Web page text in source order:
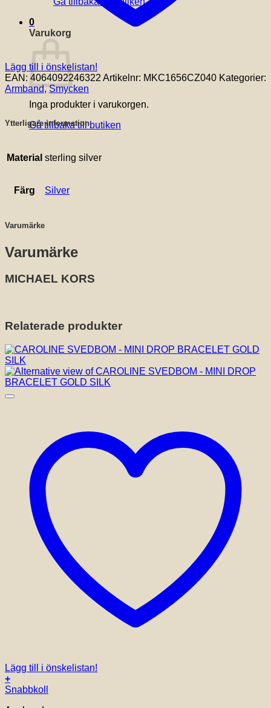
0
Varukorg
Inga produkter i varukorgen.
Gå tillbaka till butiken
Lägg till i önskelistan!
EAN:4064092246322 Artikelnr: MKC1656CZ040 Kategorier:
Armband,Smycken
Ytterligare information
Material sterling silver
Färg Silver
Varumärke
Varumärke
MICHAEL KORS
Relaterade produkter
Lägg till i önskelistan!
+
Snabbkoll